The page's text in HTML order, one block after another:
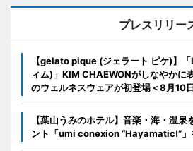
プレスリリー
【gelato pique (ジェラート ピケ)】
ィム)」KIM CHAEWONがしなやかに
のウェルネスウェアが初登場＜8月10
【葉山うみのホテル】音楽・海・温
ント「umi conexion “Hayamatic!”」